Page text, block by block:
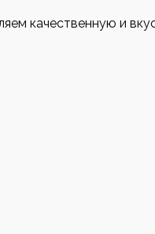
качественную и